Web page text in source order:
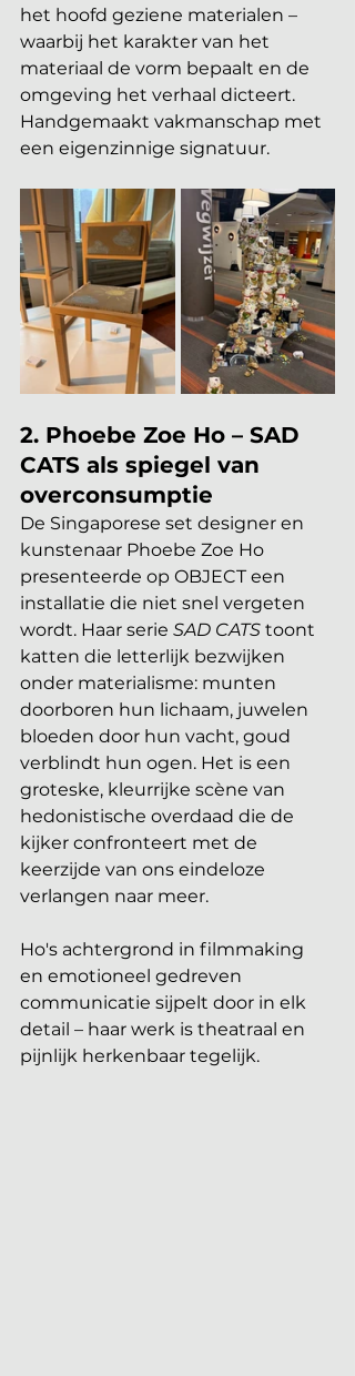
het hoofd geziene materialen –
waarbij het karakter van het
materiaal de vorm bepaalt en de
omgeving het verhaal dicteert.
Handgemaakt vakmanschap met
een eigenzinnige signatuur.
2. Phoebe Zoe Ho – SAD
CATS als spiegel van
overconsumptie
De Singaporese set designer en
kunstenaar Phoebe Zoe Ho
presenteerde op OBJECT een
installatie die niet snel vergeten
wordt. Haar serie SAD CATS toont
katten die letterlijk bezwijken
onder materialisme: munten
doorboren hun lichaam, juwelen
bloeden door hun vacht, goud
verblindt hun ogen. Het is een
groteske, kleurrijke scène van
hedonistische overdaad die de
kijker confronteert met de
keerzijde van ons eindeloze
verlangen naar meer.
Ho's achtergrond in filmmaking
en emotioneel gedreven
communicatie sijpelt door in elk
detail – haar werk is theatraal en
pijnlijk herkenbaar tegelijk.